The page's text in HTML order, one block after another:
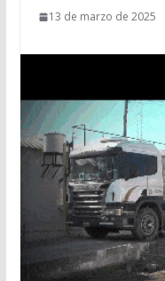
13 de marzo de 2025